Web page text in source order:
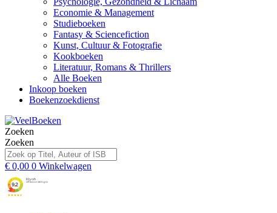
Economie & Management
Studieboeken
Fantasy & Sciencefiction
Kunst, Cultuur & Fotografie
Kookboeken
Literatuur, Romans & Thrillers
Alle Boeken
Inkoop boeken
Boekenzoekdienst
Zoeken
Zoeken
€ 0,00 0 Winkelwagen